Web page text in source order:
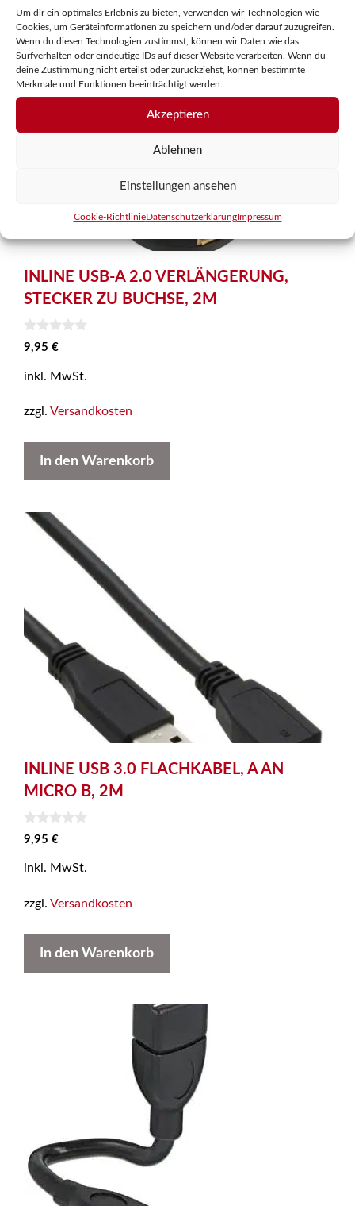
Um dir ein optimales Erlebnis zu bieten, verwenden wir Technologien wie
Cookies, um Geräteinformationen zu speichern und/oder darauf zuzugreifen.
Wenn du diesen Technologien zustimmst, können wir Daten wie das
Surfverhalten oder eindeutige IDs auf dieser Website verarbeiten. Wenn du
deine Zustimmung nicht erteilst oder zurückziehst, können bestimmte
Merkmale und Funktionen beeinträchtigt werden.
Akzeptieren
Ablehnen
Einstellungen ansehen
Cookie-RichtlinieDatenschutzerklärungImpressum
INLINE USB-A 2.0 VERLÄNGERUNG,
STECKER ZU BUCHSE, 2M
0
v
n
9,95 €
inkl. MwSt.
zzgl. Versandkosten
In den Warenkorb
INLINE USB 3.0 FLACHKABEL, A AN
MICRO B, 2M
0
v
n
9,95 €
inkl. MwSt.
zzgl. Versandkosten
In den Warenkorb